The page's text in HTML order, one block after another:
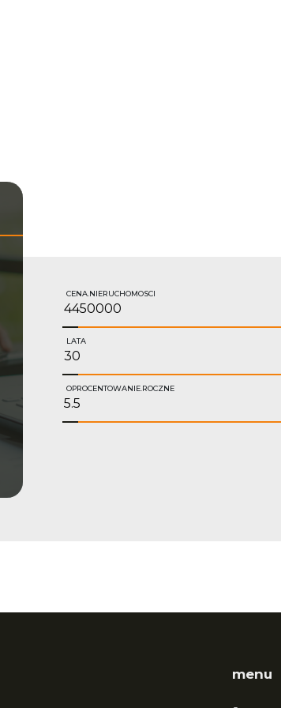
CENA.NIERUCHOMOSCI
LATA
OPROCENTOWANIE.ROCZNE
menu